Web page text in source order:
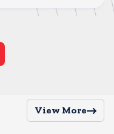
View More